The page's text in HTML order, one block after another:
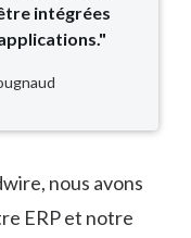
intégrées
nous avons
ERP et notre